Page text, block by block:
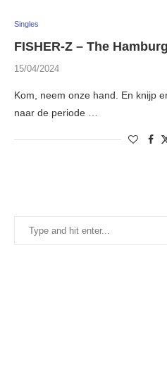
Singles
FISHER-Z – The
15/04/2024
Kom, neem onze hand. En knijp
naar de periode …